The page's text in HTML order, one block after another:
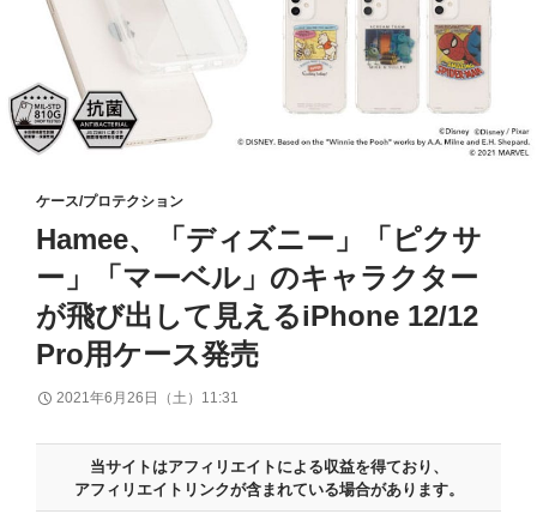
ケース/プロテクション
Hamee、「ディズニー」「ピクサ
ー」「マーベル」のキャラクター
が飛び出して見えるiPhone 12/12
Pro用ケース発売
2021年6月26日（土）11:31
当サイトはアフィリエイトによる収益を得ており、
アフィリエイトリンクが含まれている場合があります。